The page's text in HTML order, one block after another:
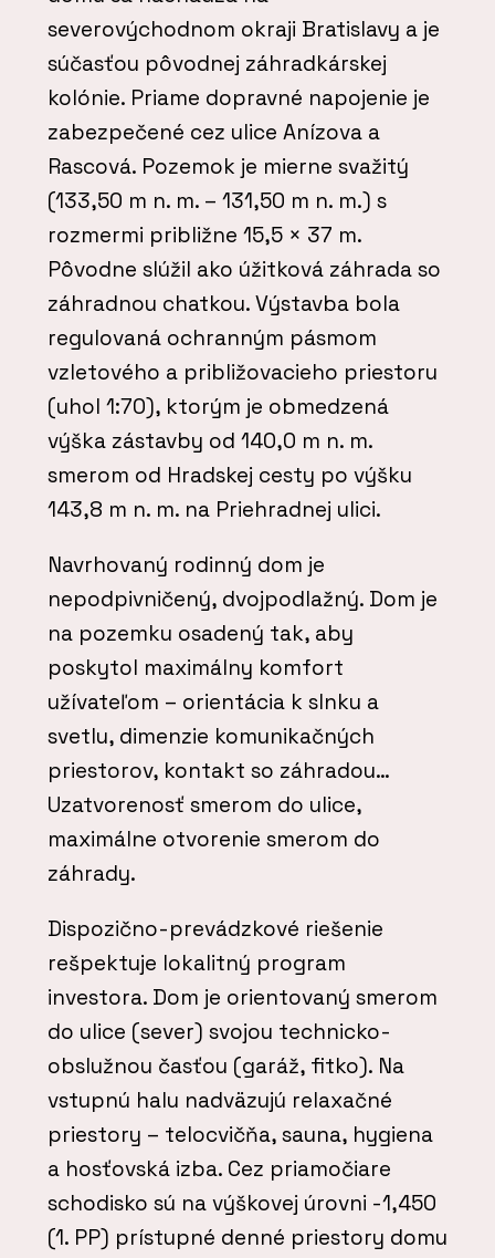
severovýchodnom okraji Bratislavy a je
súčasťou pôvodnej záhradkárskej
kolónie. Priame dopravné napojenie je
zabezpečené cez ulice Anízova a
Rascová. Pozemok je mierne svažitý
(133,50 m n. m. – 131,50 m n. m.) s
rozmermi približne 15,5 × 37 m.
Pôvodne slúžil ako úžitková záhrada so
záhradnou chatkou. Výstavba bola
regulovaná ochranným pásmom
vzletového a približovacieho priestoru
(uhol 1:70), ktorým je obmedzená
výška zástavby od 140,0 m n. m.
smerom od Hradskej cesty po výšku
143,8 m n. m. na Priehradnej ulici.
Navrhovaný rodinný dom je
nepodpivničený, dvojpodlažný. Dom je
na pozemku osadený tak, aby
poskytol maximálny komfort
užívateľom – orientácia k slnku a
svetlu, dimenzie komunikačných
priestorov, kontakt so záhradou…
Uzatvorenosť smerom do ulice,
maximálne otvorenie smerom do
záhrady.
Dispozično-prevádzkové riešenie
rešpektuje lokalitný program
investora. Dom je orientovaný smerom
do ulice (sever) svojou technicko-
obslužnou časťou (garáž, fitko). Na
vstupnú halu nadväzujú relaxačné
priestory – telocvičňa, sauna, hygiena
a hosťovská izba. Cez priamočiare
schodisko sú na výškovej úrovni -1,450
(1. PP) prístupné denné priestory domu